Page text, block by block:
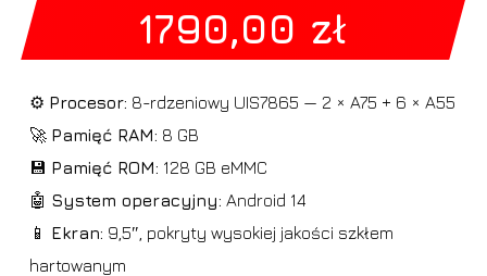
1790,00 zł
⚙️ Procesor: 8-rdzeniowy UIS7865 — 2 × A75 + 6 × A55
🚀 Pamięć RAM: 8 GB
💾 Pamięć ROM: 128 GB eMMC
🤖 System operacyjny: Android 14
📱 Ekran: 9,5″, pokryty wysokiej jakości szkłem
hartowanym